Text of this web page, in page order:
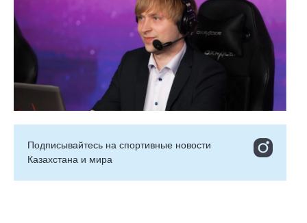
Подписывайтесь на cпортивные новости
Казахстана и мира